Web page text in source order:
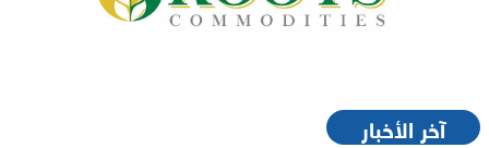
آخر الأخبار